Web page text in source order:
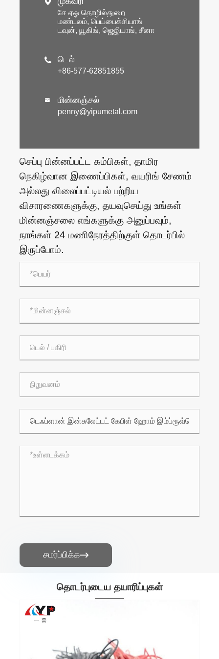
சே ஏஓ தொழில்துறை
மண்டலம், பெய்பைக்சியாங்
டவுன், யூகிங், ஜெஜியாங், சீனா
 டெல்
+86-577-62851855
 மின்னஞ்சல்
penny@yipumetal.com
செப்பு பின்னப்பட்ட கம்பிகள், தாமிர
நெகிழ்வான இணைப்பிகள், வயரிங் சேணம்
அல்லது விலைப்பட்டியல் பற்றிய
விசாரணைகளுக்கு, தயவுசெய்து உங்கள்
மின்னஞ்சலை எங்களுக்கு அனுப்பவும்,
நாங்கள் 24 மணிநேரத்திற்குள் தொடர்பில்
இருப்போம்.
சமர்ப்பிக்க
தொடர்புடைய தயாரிப்புகள்